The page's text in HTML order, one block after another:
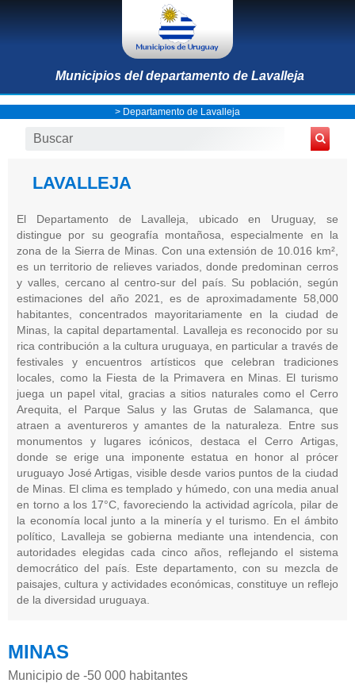
Municipios del departamento de Lavalleja
> Departamento de Lavalleja
LAVALLEJA
El Departamento de Lavalleja, ubicado en Uruguay, se
distingue por su geografía montañosa, especialmente en la
zona de la Sierra de Minas. Con una extensión de 10.016 km²,
es un territorio de relieves variados, donde predominan cerros
y valles, cercano al centro-sur del país. Su población, según
estimaciones del año 2021, es de aproximadamente 58,000
habitantes, concentrados mayoritariamente en la ciudad de
Minas, la capital departamental. Lavalleja es reconocido por su
rica contribución a la cultura uruguaya, en particular a través de
festivales y encuentros artísticos que celebran tradiciones
locales, como la Fiesta de la Primavera en Minas. El turismo
juega un papel vital, gracias a sitios naturales como el Cerro
Arequita, el Parque Salus y las Grutas de Salamanca, que
atraen a aventureros y amantes de la naturaleza. Entre sus
monumentos y lugares icónicos, destaca el Cerro Artigas,
donde se erige una imponente estatua en honor al prócer
uruguayo José Artigas, visible desde varios puntos de la ciudad
de Minas. El clima es templado y húmedo, con una media anual
en torno a los 17°C, favoreciendo la actividad agrícola, pilar de
la economía local junto a la minería y el turismo. En el ámbito
político, Lavalleja se gobierna mediante una intendencia, con
autoridades elegidas cada cinco años, reflejando el sistema
democrático del país. Este departamento, con su mezcla de
paisajes, cultura y actividades económicas, constituye un reflejo
de la diversidad uruguaya.
MINAS
Municipio de -50 000 habitantes